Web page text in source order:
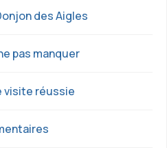
des Aigles
pas manquer
visite réussie